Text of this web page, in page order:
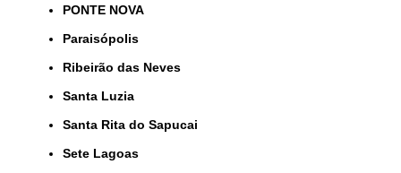
PONTE NOVA
Paraisópolis
Ribeirão das Neves
Santa Luzia
Santa Rita do Sapucai
Sete Lagoas